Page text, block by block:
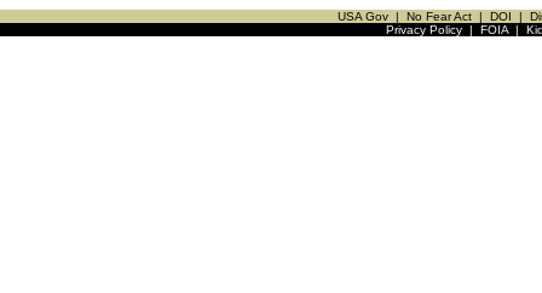
USA Gov | No Fear Act | DOI |
Privacy Policy| FOIA|